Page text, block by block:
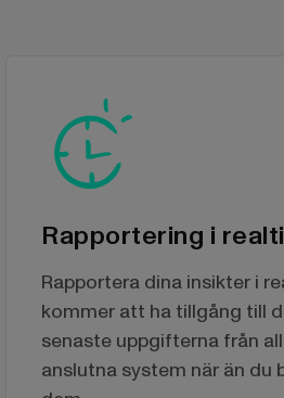
Rapportering i
Rapportera dina insikter i
kommer att ha tillgång till
senaste uppgifterna från
anslutna system när än du